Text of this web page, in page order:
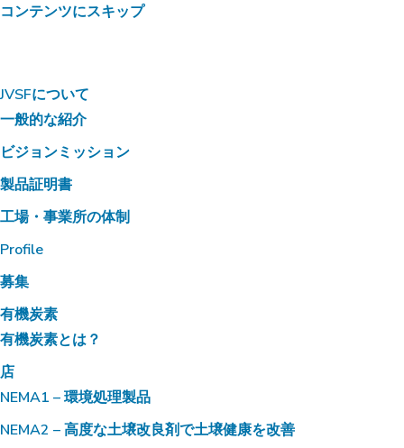
コンテンツにスキップ
JVSFについて
一般的な紹介
ビジョンミッション
製品証明書
工場・事業所の体制
Profile
募集
有機炭素
有機炭素とは？
店
NEMA1 – 環境処理製品
NEMA2 – 高度な土壌改良剤で土壌健康を改善